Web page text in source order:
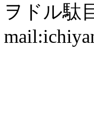
ヲドル駄